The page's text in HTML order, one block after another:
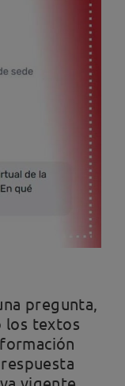
pregunta,
los textos